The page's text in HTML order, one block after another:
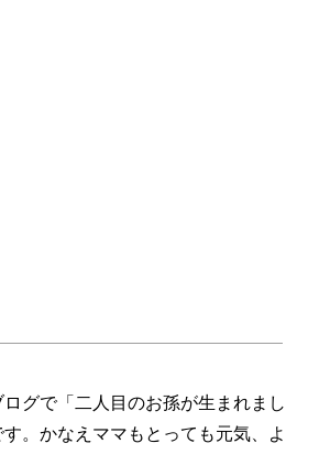
グで「二人目のお孫が生まれまし
。かなえママもとっても元気、よ